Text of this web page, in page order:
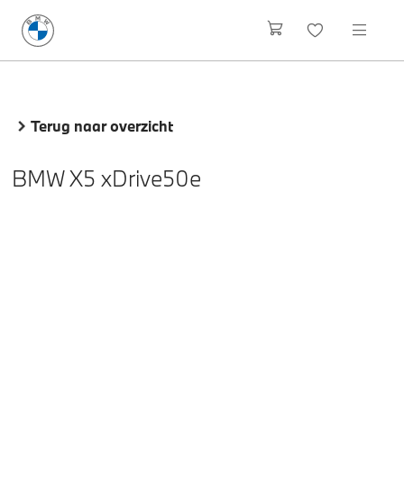
Terug naar overzicht
BMW X5 xDrive50e